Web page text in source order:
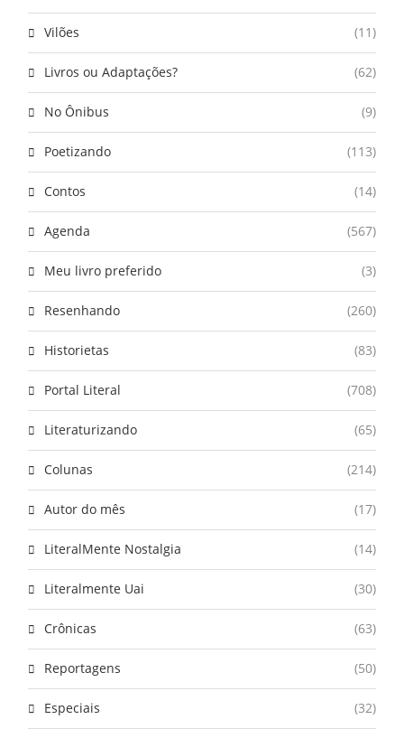
Vilões (11)
Livros ou Adaptações? (62)
No Ônibus (9)
Poetizando (113)
Contos (14)
Agenda (567)
Meu livro preferido (3)
Resenhando (260)
Historietas (83)
Portal Literal (708)
Literaturizando (65)
Colunas (214)
Autor do mês (17)
LiteralMente Nostalgia (14)
Literalmente Uai (30)
Crônicas (63)
Reportagens (50)
Especiais (32)